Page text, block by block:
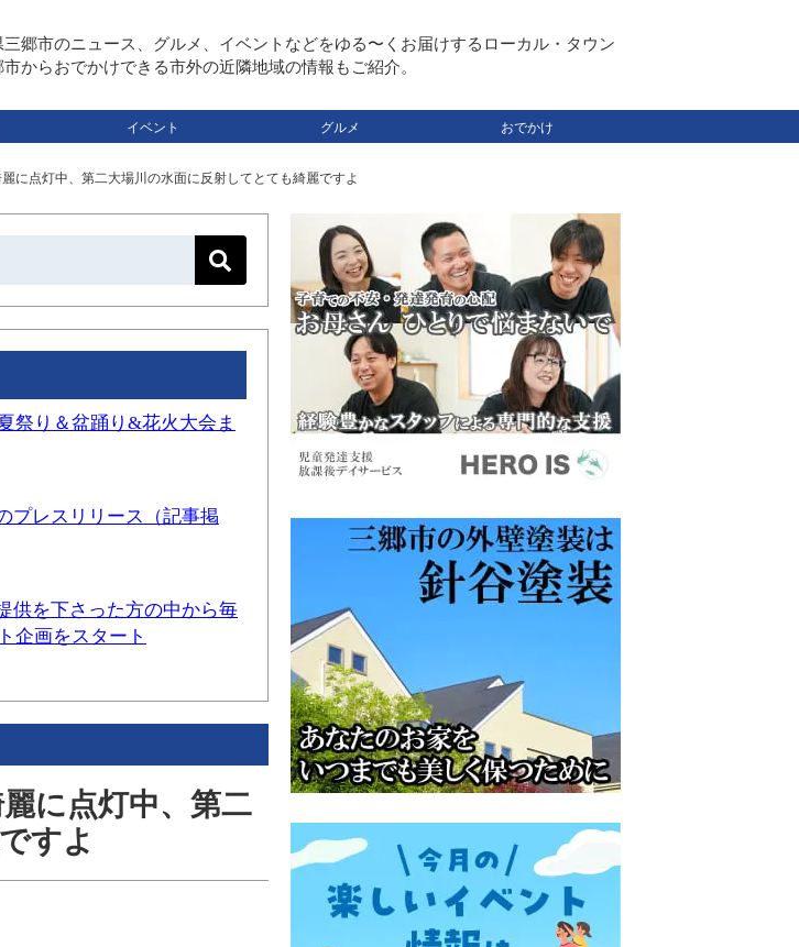
郷市のニュース、グルメ、イベントなどをゆる〜くお届けするローカル・タウン
からおでかけできる市外の近隣地域の情報もご紹介。
イベント グルメ おでかけ
に点灯中、第二大場川の水面に反射してとても綺麗ですよ
祭り＆盆踊り&花火大会ま
プレスリリース（記事掲
供を下さった方の中から毎
企画をスタート
に点灯中、第二
すよ